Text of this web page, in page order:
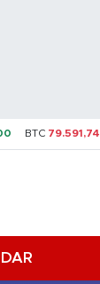
BTC 79.591,74